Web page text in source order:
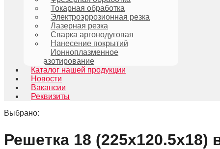
Токарная обработка
Электроэррозионная резка
Лазерная резка
Сварка аргонодуговая
Нанесение покрытий
Ионноплазменное
азотирование
Каталог нашей продукции
Новости
Вакансии
Реквизиты
Выбрано:
Решетка 18 (225х120.5х18)